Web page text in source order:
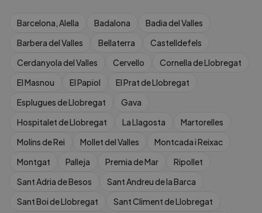
Barcelona, Alella Badalona
Badia del Valles
Barbera del Valles
Bellaterra
Castelldefels
Cerdanyola del Valles
Cervello
Cornella de Llobregat
El Masnou
El Papiol
El Prat de Llobregat
Esplugues de Llobregat
Gava
Hospitalet de Llobregat
La Llagosta
Martorelles
Molins de Rei
Mollet del Valles
Montcada i Reixac
Montgat
Palleja Premia de Mar
Ripollet
Sant Adria de Besos
Sant Andreu de la Barca
Sant Boi de Llobregat
Sant Climent de Llobregat